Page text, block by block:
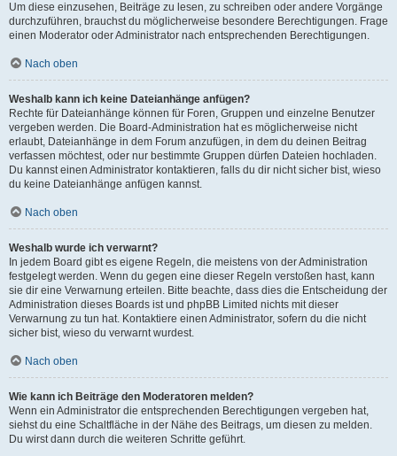
Um diese einzusehen, Beiträge zu lesen, zu schreiben oder andere Vorgänge
durchzuführen, brauchst du möglicherweise besondere Berechtigungen. Frage
einen Moderator oder Administrator nach entsprechenden Berechtigungen.
Nach oben
Weshalb kann ich keine Dateianhänge anfügen?
Rechte für Dateianhänge können für Foren, Gruppen und einzelne Benutzer
vergeben werden. Die Board-Administration hat es möglicherweise nicht
erlaubt, Dateianhänge in dem Forum anzufügen, in dem du deinen Beitrag
verfassen möchtest, oder nur bestimmte Gruppen dürfen Dateien hochladen.
Du kannst einen Administrator kontaktieren, falls du dir nicht sicher bist, wieso
du keine Dateianhänge anfügen kannst.
Nach oben
Weshalb wurde ich verwarnt?
In jedem Board gibt es eigene Regeln, die meistens von der Administration
festgelegt werden. Wenn du gegen eine dieser Regeln verstoßen hast, kann
sie dir eine Verwarnung erteilen. Bitte beachte, dass dies die Entscheidung der
Administration dieses Boards ist und phpBB Limited nichts mit dieser
Verwarnung zu tun hat. Kontaktiere einen Administrator, sofern du die nicht
sicher bist, wieso du verwarnt wurdest.
Nach oben
Wie kann ich Beiträge den Moderatoren melden?
Wenn ein Administrator die entsprechenden Berechtigungen vergeben hat,
siehst du eine Schaltfläche in der Nähe des Beitrags, um diesen zu melden.
Du wirst dann durch die weiteren Schritte geführt.